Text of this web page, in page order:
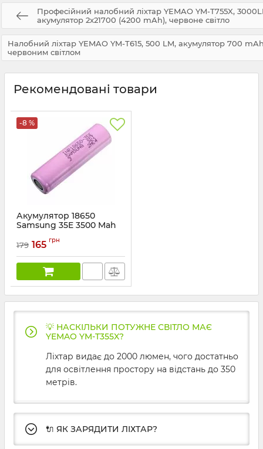
Професійний налобний ліхтар YEMAO YM-T755X,
акумулятор 2x21700 (4200 mAh), червоне світло
Налобний ліхтар YEMAO YM-T615, 500 LM, акумулятор 700
червоним світлом
Рекомендовані товари
-8 %
Акумулятор 18650
Samsung 35E 3500 Mah
179 165 грн
💡 НАСКІЛЬКИ ПОТУЖНЕ СВІТЛО МАЄ
YEMAO YM-T355X?
Ліхтар видає до 2000 люмен, чого достатньо
для освітлення простору на відстань до 350
метрів.
🔌 ЯК ЗАРЯДИТИ ЛІХТАР?